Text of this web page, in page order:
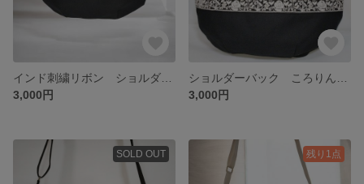
3,000円
3,000円
SOLD OUT 残り1点